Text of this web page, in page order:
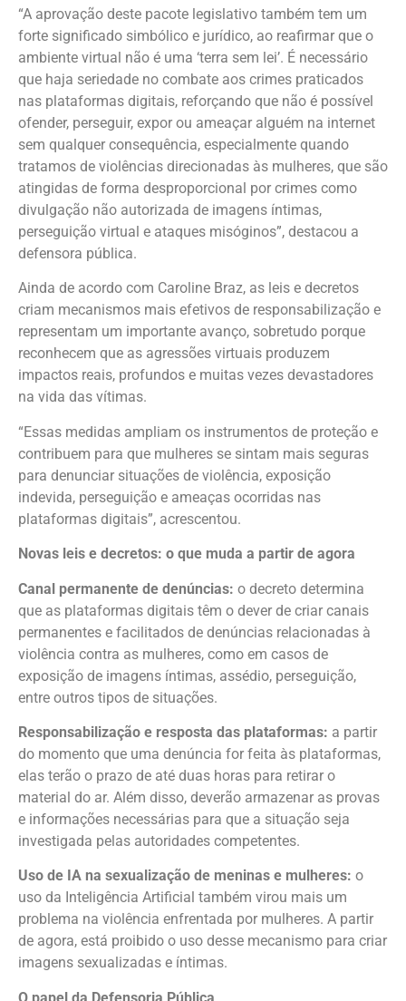
“A aprovação deste pacote legislativo também tem um
forte significado simbólico e jurídico, ao reafirmar que o
ambiente virtual não é uma ‘terra sem lei’. É necessário
que haja seriedade no combate aos crimes praticados
nas plataformas digitais, reforçando que não é possível
ofender, perseguir, expor ou ameaçar alguém na internet
sem qualquer consequência, especialmente quando
tratamos de violências direcionadas às mulheres, que são
atingidas de forma desproporcional por crimes como
divulgação não autorizada de imagens íntimas,
perseguição virtual e ataques misóginos”, destacou a
defensora pública.
Ainda de acordo com Caroline Braz, as leis e decretos
criam mecanismos mais efetivos de responsabilização e
representam um importante avanço, sobretudo porque
reconhecem que as agressões virtuais produzem
impactos reais, profundos e muitas vezes devastadores
na vida das vítimas.
“Essas medidas ampliam os instrumentos de proteção e
contribuem para que mulheres se sintam mais seguras
para denunciar situações de violência, exposição
indevida, perseguição e ameaças ocorridas nas
plataformas digitais”, acrescentou.
Novas leis e decretos: o que muda a partir de agora
Canal permanente de denúncias: o decreto determina
que as plataformas digitais têm o dever de criar canais
permanentes e facilitados de denúncias relacionadas à
violência contra as mulheres, como em casos de
exposição de imagens íntimas, assédio, perseguição,
entre outros tipos de situações.
Responsabilização e resposta das plataformas: a partir
do momento que uma denúncia for feita às plataformas,
elas terão o prazo de até duas horas para retirar o
material do ar. Além disso, deverão armazenar as provas
e informações necessárias para que a situação seja
investigada pelas autoridades competentes.
Uso de IA na sexualização de meninas e mulheres: o
uso da Inteligência Artificial também virou mais um
problema na violência enfrentada por mulheres. A partir
de agora, está proibido o uso desse mecanismo para criar
imagens sexualizadas e íntimas.